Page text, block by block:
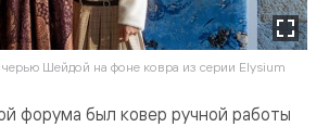
Шейдой на фоне ковра из серии Elysium
форума был ковер ручной работы